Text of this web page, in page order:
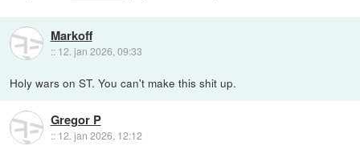
Markoff
:: 12. jan 2026, 09:33
Holy wars on ST. You can't make this shit up.
Gregor P
:: 12. jan 2026, 12:12